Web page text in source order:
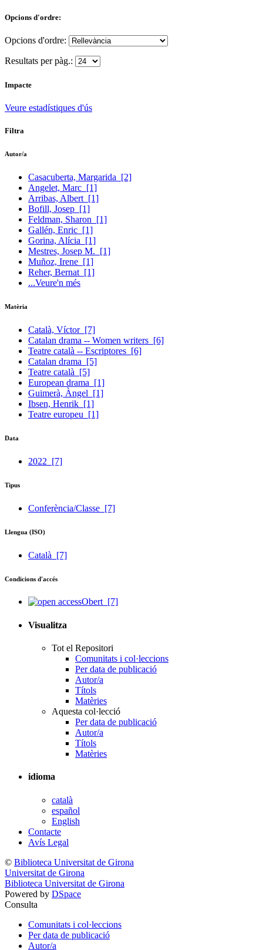
Opcions d'ordre:
Opcions d'ordre:
Resultats per pàg.:
Impacte
Veure estadístiques d'ús
Filtra
Autor/a
Casacuberta, Margarida [2]
Angelet, Marc [1]
Arribas, Albert [1]
Bofill, Josep [1]
Feldman, Sharon [1]
Gallén, Enric [1]
Gorina, Alícia [1]
Mestres, Josep M. [1]
Muñoz, Irene [1]
Reher, Bernat [1]
...Veure'n més
Matèria
Català, Víctor [7]
Catalan drama -- Women writers [6]
Teatre català -- Escriptores [6]
Catalan drama [5]
Teatre català [5]
European drama [1]
Guimerà, Àngel [1]
Ibsen, Henrik [1]
Teatre europeu [1]
Data
2022 [7]
Tipus
Conferència/Classe [7]
Llengua (ISO)
Català [7]
Condicions d'accés
Obert [7]
Visualitza
Tot el Repositori
Comunitats i col·leccions
Per data de publicació
Autor/a
Títols
Matèries
Aquesta col·lecció
Per data de publicació
Autor/a
Títols
Matèries
idioma
català
español
English
Contacte
Avís Legal
© Biblioteca Universitat de Girona
Universitat de Girona
Biblioteca Universitat de Girona
Powered by DSpace
Consulta
Comunitats i col·leccions
Per data de publicació
Autor/a